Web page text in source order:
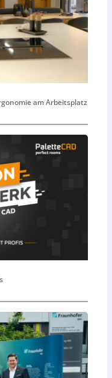
am Arbeitsplatz